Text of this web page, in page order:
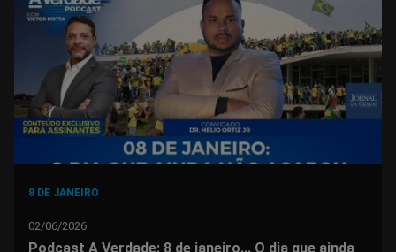
FacebookWhatsappTwitterMessengerTelegramGettr
8 DE JANEIRO
02/06/2026
Podcast A Verdade: 8 de janeiro... O dia que ainda